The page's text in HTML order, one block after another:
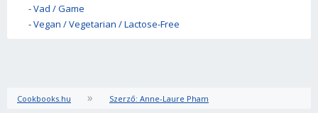
-Vad / Game
-Vegan / Vegetarian / Lactose-Free
Cookbooks.hu » Szerző: Anne-Laure Pham